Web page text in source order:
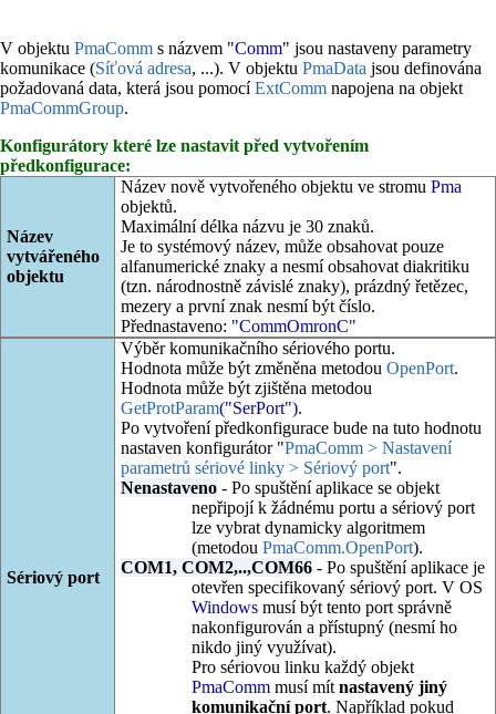
V objektu PmaComm s názvem "Comm" jsou nastaveny parametry
komunikace (Síťová adresa, ...). V objektu PmaData jsou definována
požadovaná data, která jsou pomocíExtComm napojena na objekt
PmaCommGroup.
Konfigurátory které lze nastavit před vytvořením
předkonfigurace:
Název
vytvářeného
objektu
Název nově vytvořeného objektu ve stromu Pma
objektů.
Maximální délka názvu je 30 znaků.
Je to systémový název, může obsahovat pouze
alfanumerické znaky a nesmí obsahovat diakritiku
(tzn. národnostně závislé znaky), prázdný řetězec,
mezery a první znak nesmí být číslo.
Přednastaveno: "CommOmronC"
Sériový port
Výběr komunikačního sériového portu.
Hodnota může být změněna metodou OpenPort.
Hodnota může být zjištěna metodou
GetProtParam("SerPort").
Po vytvoření předkonfigurace bude na tuto hodnotu
nastaven konfigurátor "PmaComm > Nastavení
parametrů sériové linky > Sériový port".
Nenastaveno- Po spuštění aplikace se objekt
nepřipojí k žádnému portu a sériový port
lze vybrat dynamicky algoritmem
(metodou PmaComm.OpenPort).
COM1, COM2,..,COM66- Po spuštění aplikace je
otevřen specifikovaný sériový port. V OS
Windowsmusí být tento port správně
nakonfigurován a přístupný (nesmí ho
nikdo jiný využívat).
Pro sériovou linku každý objekt
PmaCommmusí mít nastavený jiný
komunikační port. Například pokud